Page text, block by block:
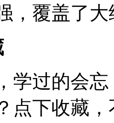
，覆盖了
学过的会
点下收藏